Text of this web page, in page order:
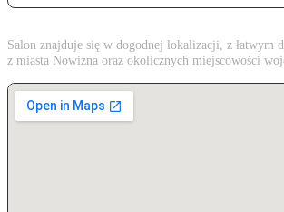
Salon znajduje się w dogodnej lokalizacji, z łatwym
z miasta Nowizna oraz okolicznych miejscowości